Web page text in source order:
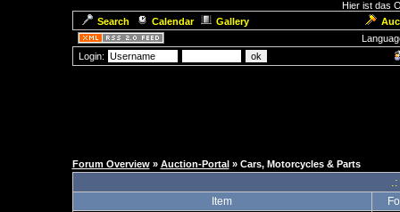
Hier ist das
Search
Calendar Gallery
Login:
Forum Overview» Auction-Portal » Cars, Motorcycles & Parts
Item